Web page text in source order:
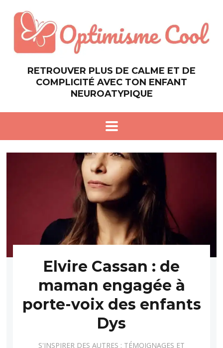
RETROUVER PLUS DE CALME ET DE
COMPLICITÉ AVEC TON ENFANT
NEUROATYPIQUE
Elvire Cassan : de
maman engagée à
porte-voix des enfants
Dys
S'INSPIRER DES AUTRES : TÉMOIGNAGES ET